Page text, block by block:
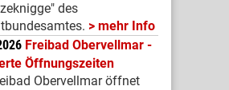
des
mehr Info
Freibad Obervellmar -
Öffnungszeiten
Obervellmar öffnet